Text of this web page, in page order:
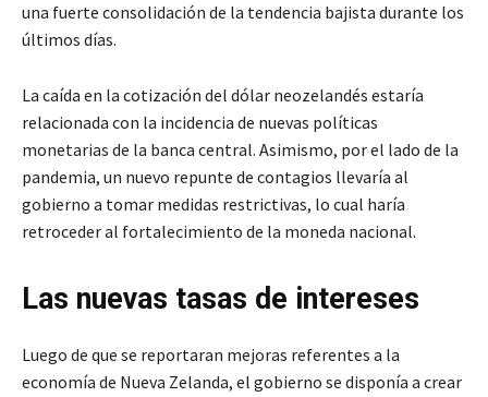
una fuerte consolidación de la tendencia bajista durante los
últimos días.
La caída en la cotización del dólar neozelandés estaría
relacionada con la incidencia de nuevas políticas
monetarias de la banca central. Asimismo, por el lado de la
pandemia, un nuevo repunte de contagios llevaría al
gobierno a tomar medidas restrictivas, lo cual haría
retroceder al fortalecimiento de la moneda nacional.
Las nuevas tasas de intereses
Luego de que se reportaran mejoras referentes a la
economía de Nueva Zelanda, el gobierno se disponía a crear